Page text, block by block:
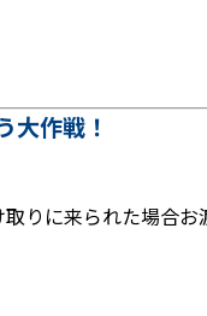
大作戦！
りに来られた場合